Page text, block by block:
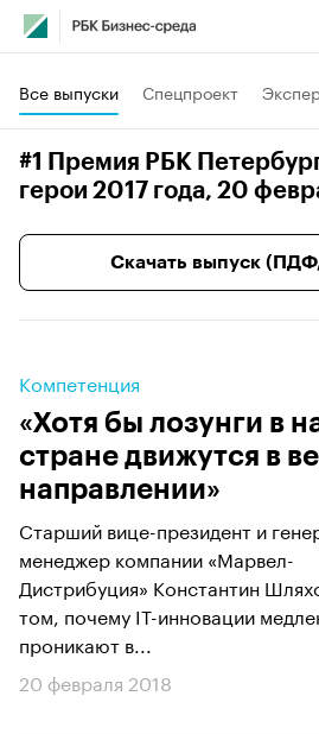
Все выпуски Спецпроект
#1 Премия РБК
герои 2017 года, 20
Скачать выпуск
Компетенция
«Хотя бы лозунги в
стране движутся в
направлении»
Старший вице-президент и
менеджер компании «Марвел-
Дистрибуция» Константин
том, почему IT-инновации
проникают в...
20 февраля 2018